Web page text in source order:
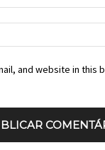
and website in this